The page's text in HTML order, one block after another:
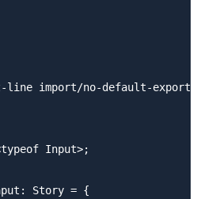
import/no-default-export
Input>;
Story = {